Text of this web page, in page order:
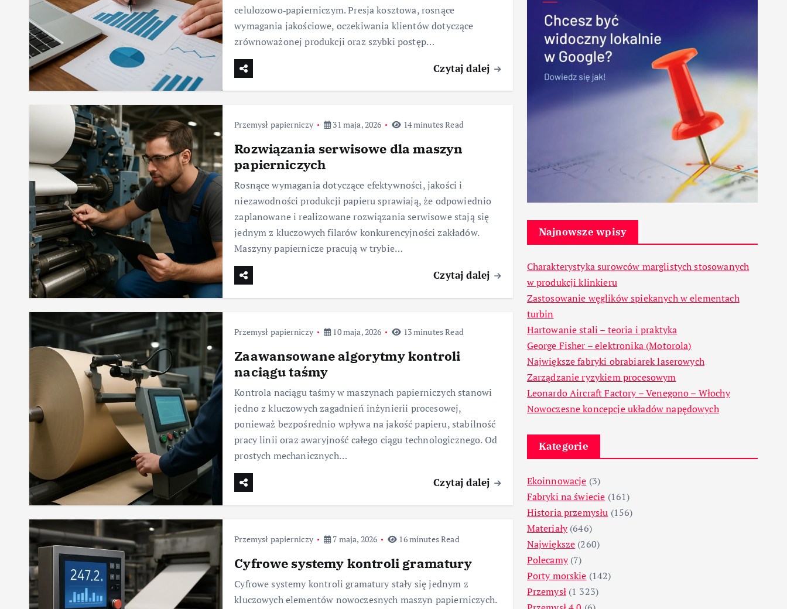
celulozowo‑papierniczym. Presja kosztowa, rosnące
wymagania jakościowe, oczekiwania klientów dotyczące
zrównoważonej produkcji oraz szybki postęp…
Czytaj dalej
Przemysł papierniczy 31 maja, 2026 14 minutes Read
Rozwiązania serwisowe dla maszyn
papierniczych
Rosnące wymagania dotyczące efektywności, jakości i
niezawodności produkcji papieru sprawiają, że odpowiednio
zaplanowane i realizowane rozwiązania serwisowe stają się
jednym z kluczowych filarów konkurencyjności zakładów.
Maszyny papiernicze pracują w trybie…
Czytaj dalej
Przemysł papierniczy 10 maja, 2026 13 minutes Read
Zaawansowane algorytmy kontroli
naciągu taśmy
Kontrola naciągu taśmy w maszynach papierniczych stanowi
jedno z kluczowych zagadnień inżynierii procesowej,
ponieważ bezpośrednio wpływa na jakość papieru, stabilność
pracy linii oraz awaryjność całego ciągu technologicznego. Od
prostych mechanicznych…
Czytaj dalej
Przemysł papierniczy 7 maja, 2026 16 minutes Read
Cyfrowe systemy kontroli gramatury
Cyfrowe systemy kontroli gramatury stały się jednym z
kluczowych elementów nowoczesnych maszyn papierniczych.
Najnowsze wpisy
Charakterystyka surowców marglistych stosowanych
w produkcji klinkieru
Zastosowanie węglików spiekanych w elementach
turbin
Hartowanie stali – teoria i praktyka
George Fisher – elektronika (Motorola)
Największe fabryki obrabiarek laserowych
Zarządzanie ryzykiem procesowym
Leonardo Aircraft Factory – Venegono – Włochy
Nowoczesne koncepcje układów napędowych
Kategorie
Ekoinnowacje (3)
Fabryki na świecie (161)
Historia przemysłu (156)
Materiały(646)
Największe (260)
Polecamy(7)
Porty morskie (142)
Przemysł(1 323)